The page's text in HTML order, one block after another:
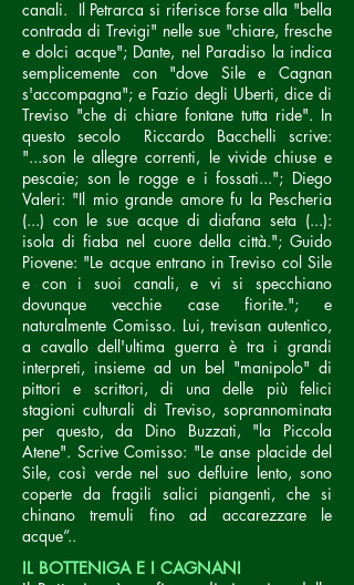
canali. Il Petrarca si riferisce forse alla "bella
contrada di Trevigi" nelle sue "chiare, fresche
e dolci acque"; Dante, nel Paradiso la indica
semplicemente con "dove Sile e Cagnan
s'accompagna"; e Fazio degli Uberti, dice di
Treviso "che di chiare fontane tutta ride". In
questo secolo Riccardo Bacchelli scrive:
"...son le allegre correnti, le vivide chiuse e
pescaie; son le rogge e i fossati..."; Diego
Valeri: "Il mio grande amore fu la Pescheria
(...) con le sue acque di diafana seta (...):
isola di fiaba nel cuore della città."; Guido
Piovene: "Le acque entrano in Treviso col Sile
e con i suoi canali, e vi si specchiano
dovunque vecchie case fiorite."; e
naturalmente Comisso. Lui, trevisan autentico,
a cavallo dell'ultima guerra è tra i grandi
interpreti, insieme ad un bel "manipolo" di
pittori e scrittori, di una delle più felici
stagioni culturali di Treviso, soprannominata
per questo, da Dino Buzzati, "la Piccola
Atene". Scrive Comisso: "Le anse placide del
Sile, così verde nel suo defluire lento, sono
coperte da fragili salici piangenti, che si
chinano tremuli fino ad accarezzare le
acque”..
IL BOTTENIGA E I CAGNANI